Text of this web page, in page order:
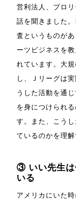
営利法人、プロ
話を聞きました
査というものが
ーツビジネスを
れています。大
し、Ｊリーグは
うした活動を通
を身につけられ
す。また、こう
ているのかを理解
③ いい先生は
いる
アメリカにいた